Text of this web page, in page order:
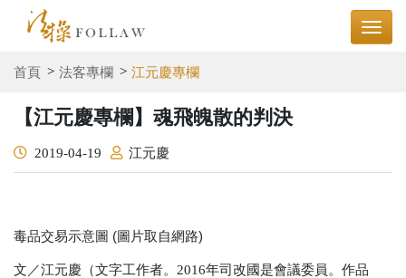
首頁 法客專欄 江元慶專欄
【江元慶專欄】魂飛魄散的判決
2019-04-19 江元慶
毒品交易示意圖 (圖片取自網路)
文／江元慶（文字工作者。2016年司改國是會議委員。作品